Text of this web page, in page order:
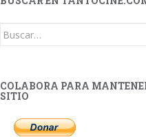
Buscar:
COLABORA PARA
SITIO